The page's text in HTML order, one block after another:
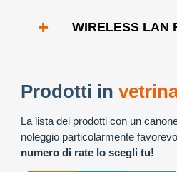
+
WIRELESS LAN
Prodotti in
La lista dei prodotti con un
noleggio particolarmente
numero di rate lo scegli tu!